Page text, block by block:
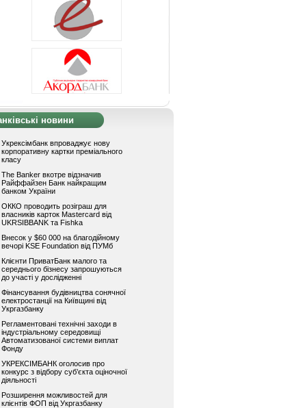
новини
Укрексімбанк впроваджує нову
корпоративну картки преміального
класу
The Banker вкотре відзначив
Райффайзен Банк найкращим
банком України
ОККО проводить розіграш для
власників карток Mastercard від
UKRSIBBANK та Fishka
Внесок у $60 000 на благодійному
вечорі KSE Foundation від ПУМб
Клієнти ПриватБанк малого та
середнього бізнесу запрошуються
до участі у дослідженні
Фінансування будівництва сонячної
електростанції на Київщині від
Укргазбанку
Регламентовані технічні заходи в
індустріальному середовищі
Автоматизованої системи виплат
Фонду
УКРЕКСІМБАНК оголосив про
конкурс з відбору суб’єкта оціночної
діяльності
Розширення можливостей для
клієнтів ФОП від Укргазбанку